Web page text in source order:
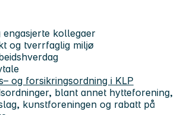
engasjerte kollegaer
og tverrfaglig miljø
og forsikringsordning i KLP
blant annet hytteforening,
kunstforeningen og rabatt på